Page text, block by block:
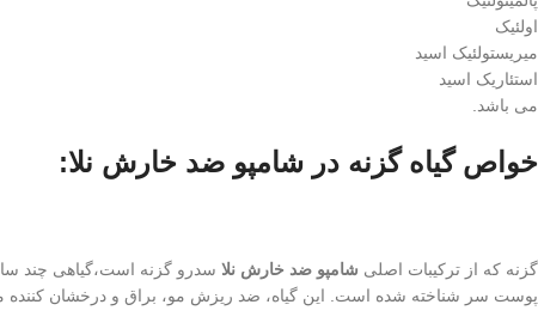
اولئیک
میریستولئیک اسید
استئاریک اسید
می باشد.
خواص گیاه گزنه در شامپو ضد خارش نلا:
گزنه که از ترکیبات اصلی شامپو ضد خارش نلا سدرو گزنه است،گیاهی چند
پوست سر شناخته شده است. این گیاه، ضد ریزش مو، براق و درخشان کننده